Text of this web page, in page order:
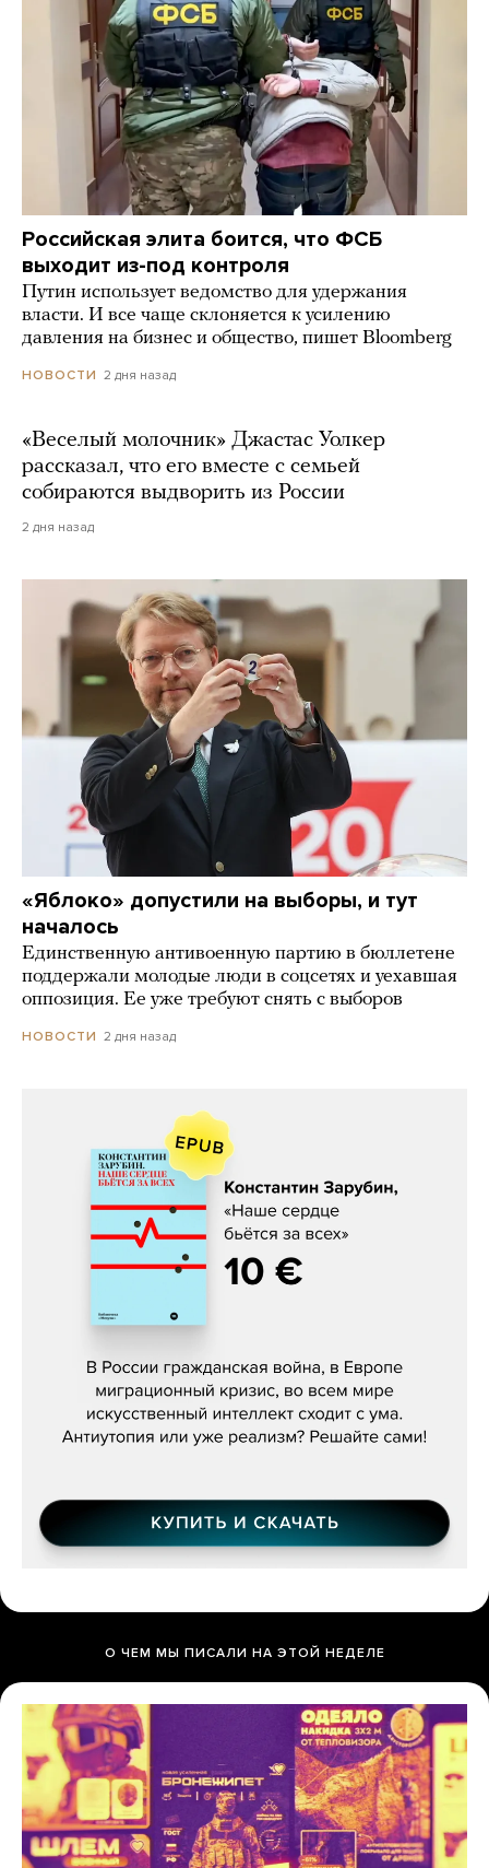
Российская элита боится, что ФСБ
выходит из-под контроля
Путин использует ведомство для удержания
власти. И все чаще склоняется к усилению
давления на бизнес и общество, пишет Bloomberg
НОВОСТИ 2 дня назад
«Веселый молочник» Джастас Уолкер
рассказал, что его вместе с семьей
собираются выдворить из России
2 дня назад
«Яблоко» допустили на выборы, и тут
началось
Единственную антивоенную партию в бюллетене
поддержали молодые люди в соцсетях и уехавшая
оппозиция. Ее уже требуют снять с выборов
НОВОСТИ 2 дня назад
Константин Зарубин, «Наше сердце
О ЧЕМ МЫ ПИСАЛИ НА ЭТОЙ НЕДЕЛЕ